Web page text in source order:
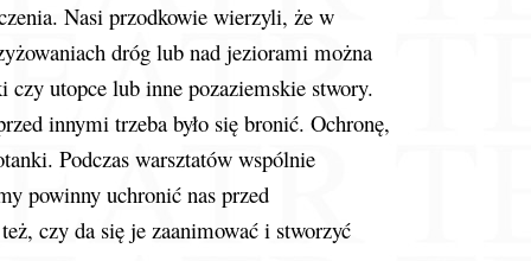
Nasi przodkowie wierzyli, że w
dróg lub nad jeziorami można
czy utopce lub inne pozaziemskie stwory.
innymi trzeba było się bronić. Ochronę,
Podczas warsztatów wspólnie
powinny uchronić nas przed
czy da się je zaanimować i stworzyć